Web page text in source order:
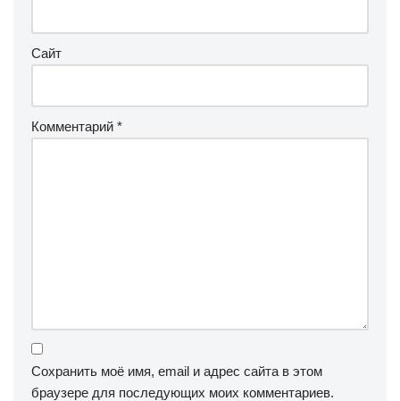
Сайт
Комментарий *
Сохранить моё имя, email и адрес сайта в этом
браузере для последующих моих комментариев.